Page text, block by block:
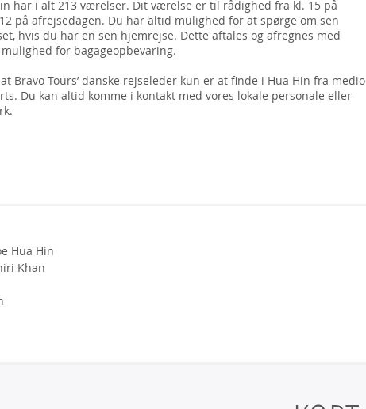
har i alt 213 værelser. Dit værelse er til rådighed fra kl. 15 på
på afrejsedagen. Du har altid mulighed for at spørge om sen
hvis du har en sen hjemrejse. Dette aftales og afregnes med
for bagageopbevaring.
Bravo Tours’ danske rejseleder kun er at finde i Hua Hin fra medio
Du kan altid komme i kontakt med vores lokale personale eller
Hua Hin
Khan